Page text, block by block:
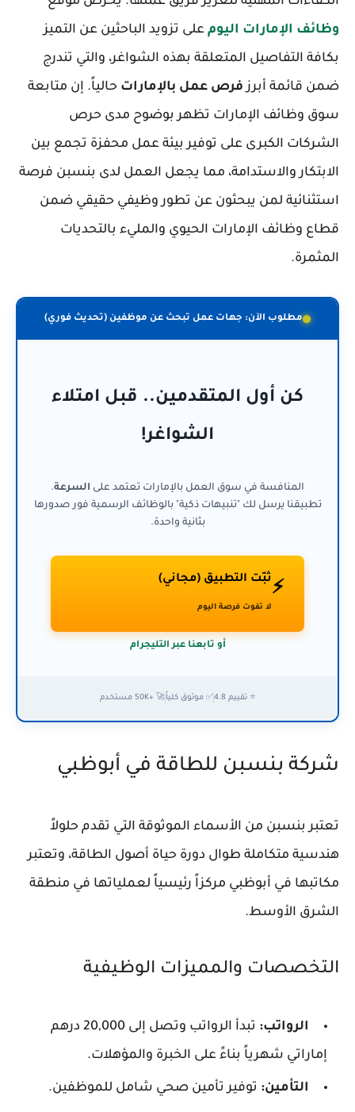
وظائف الإمارات اليوم على تزويد الباحثين عن التميز
بكافة التفاصيل المتعلقة بهذه الشواغر، والتي تندرج
ضمن قائمة أبرز فرص عمل بالإمارات حالياً. إن متابعة
سوق وظائف الإمارات تظهر بوضوح مدى حرص
الشركات الكبرى على توفير بيئة عمل محفزة تجمع بين
الابتكار والاستدامة، مما يجعل العمل لدى بنسبن فرصة
استثنائية لمن يبحثون عن تطور وظيفي حقيقي ضمن
قطاع وظائف الإمارات الحيوي والمليء بالتحديات
المثمرة.
مطلوب الآن: جهات عمل تبحث عن موظفين (تحديث فوري)
كن أول المتقدمين.. قبل امتلاء
الشواغر!
المنافسة في سوق العمل بالإمارات تعتمد على السرعة.
تطبيقنا يرسل لك "تنبيهات ذكية" بالوظائف الرسمية فور صدورها
بثانية واحدة.
⚡
ثبّت التطبيق (مجاني)
لا تفوت فرصة اليوم
أو تابعنا عبر التليجرام
⭐ تقييم 4.8 ✅ موثوق كلياً 🚀 +50K مستخدم
شركة بنسبن للطاقة في أبوظبي
تعتبر بنسبن من الأسماء الموثوقة التي تقدم حلولاً
هندسية متكاملة طوال دورة حياة أصول الطاقة، وتعتبر
مكاتبها في أبوظبي مركزاً رئيسياً لعملياتها في منطقة
الشرق الأوسط.
التخصصات والمميزات الوظيفية
الرواتب:
تبدأ الرواتب وتصل إلى 20,000 درهم
إماراتي شهرياً بناءً على الخبرة والمؤهلات.
التأمين: توفير تأمين صحي شامل للموظفين.